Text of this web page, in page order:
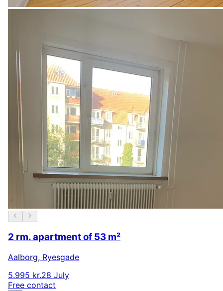
2 rm. apartment of 53 m²
Aalborg, Ryesgade
5.995 kr.28 July
Free contact